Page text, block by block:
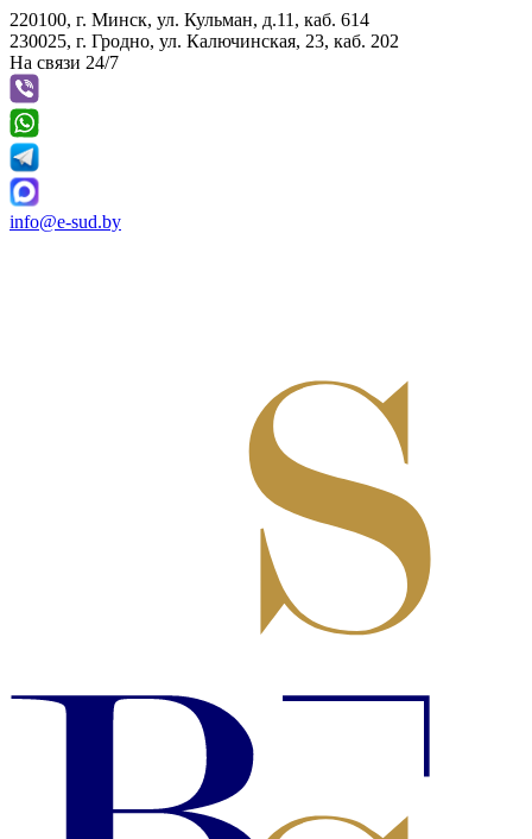
220100, г. Минск, ул. Кульман, д.11, каб. 614
230025, г. Гродно, ул. Калючинская, 23, каб. 202
На связи 24/7
info@e-sud.by